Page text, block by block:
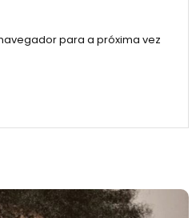
para a próxima vez